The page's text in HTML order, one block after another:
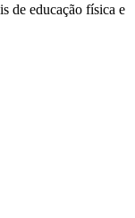
de educação física e